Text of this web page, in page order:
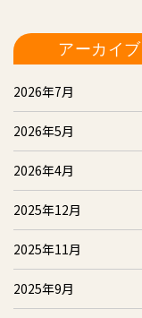
アーカイブ
2026年7月
2026年5月
2026年4月
2025年12月
2025年11月
2025年9月